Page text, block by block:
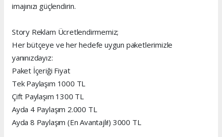
imajınızı güçlendirin.
Story Reklam Ücretlendirmemiz;
Her bütçeye ve her hedefe uygun paketlerimizle
yanınızdayız:
Paket İçeriği Fiyat
Tek Paylaşım 1000 TL
Çift Paylaşım 1300 TL
Ayda 4 Paylaşım 2.000 TL
Ayda 8 Paylaşım (En Avantajlı!) 3000 TL